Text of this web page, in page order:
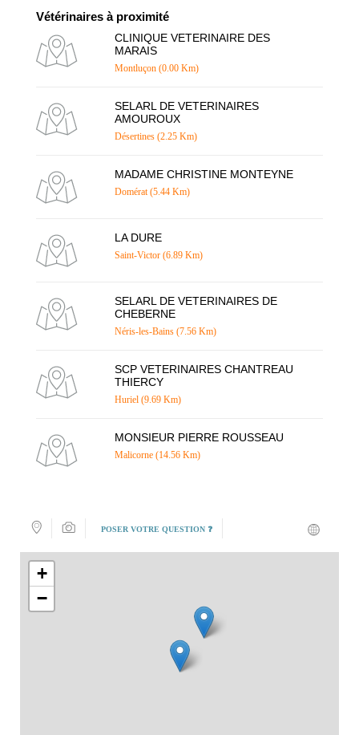
Vétérinaires à proximité
CLINIQUE VETERINAIRE DES
MARAIS
Montluçon (0.00 Km)
SELARL DE VETERINAIRES
AMOUROUX
Désertines (2.25 Km)
MADAME CHRISTINE MONTEYNE
Domérat (5.44 Km)
LA DURE
Saint-Victor (6.89 Km)
SELARL DE VETERINAIRES DE
CHEBERNE
Néris-les-Bains (7.56 Km)
SCP VETERINAIRES CHANTREAU
THIERCY
Huriel (9.69 Km)
MONSIEUR PIERRE ROUSSEAU
Malicorne (14.56 Km)
POSER VOTRE QUESTION ❓
+
−